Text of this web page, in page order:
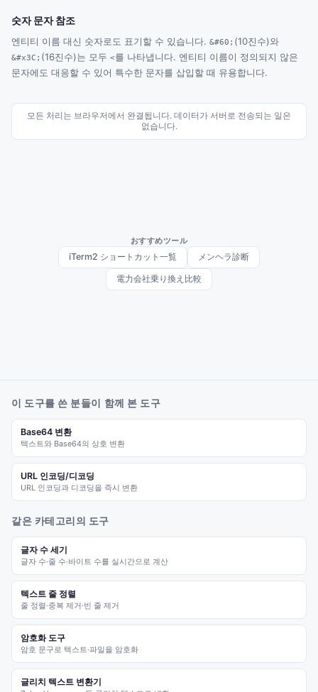
숫자 문자 참조
엔티티 이름 대신 숫자로도 표기할 수 있습니다. &#60; (10진수)와
&#x3C; (16진수)는 모두 <를 나타냅니다. 엔티티 이름이 정의되지 않은
문자에도 대응할 수 있어 특수한 문자를 삽입할 때 유용합니다.
모든 처리는 브라우저에서 완결됩니다. 데이터가 서버로 전송되는 일은
없습니다.
おすすめツール
iTerm2 ショートカット一覧 メンヘラ診断
電力会社乗り換え比較
이 도구를 쓴 분들이 함께 본 도구
Base64 변환
텍스트와 Base64의 상호 변환
URL 인코딩/디코딩
URL 인코딩과 디코딩을 즉시 변환
같은 카테고리의 도구
글자 수 세기
글자 수·줄 수·바이트 수를 실시간으로 계산
텍스트 줄 정렬
줄 정렬·중복 제거·빈 줄 제거
암호화 도구
암호 문구로 텍스트·파일을 암호화
글리치 텍스트 변환기